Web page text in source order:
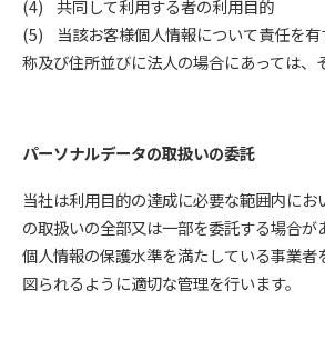
(4) 共同して利用する者の利用目的
(5) 当該お客様個人情報について責任を有
称及び住所並びに法人の場合にあっては、
パーソナルデータの取扱いの委託
当社は利用目的の達成に必要な範囲内にお
の取扱いの全部又は一部を委託する場合が
個人情報の保護水準を満たしている事業者
図られるように適切な管理を行います。